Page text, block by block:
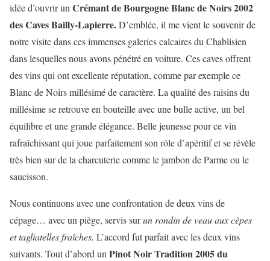
idée d’ouvrir un Crémant de Bourgogne Blanc de Noirs 2002
des Caves Bailly-Lapierre.D’emblée, il me vient le souvenir de
notre visite dans ces immenses galeries calcaires du Chablisien
dans lesquelles nous avons pénétré en voiture. Ces caves offrent
des vins qui ont excellente réputation, comme par exemple ce
Blanc de Noirs millésimé de caractère. La qualité des raisins du
millésime se retrouve en bouteille avec une bulle active, un bel
équilibre et une grande élégance. Belle jeunesse pour ce vin
rafraîchissant qui joue parfaitement son rôle d’apéritif et se révèle
très bien sur de la charcuterie comme le jambon de Parme ou le
saucisson.
Nous continuons avec une confrontation de deux vins de
cépage… avec un piège, servis surun rondin de veau aux cèpes
et tagliatelles fraîches. L’accord fut parfait avec les deux vins
suivants. Tout d’abord un Pinot Noir Tradition 2005 du